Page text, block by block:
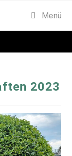
Menü
2023